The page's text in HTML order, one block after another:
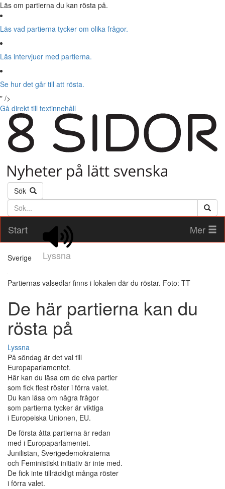
Läs om partierna du kan rösta på.
Läs vad partierna tycker om olika frågor.
Läs intervjuer med partierna.
Se hur det går till att rösta.
" />
Gå direkt till textinnehåll
Sök
Söktext
Start
Lyssna
Mer
Sverige
Partiernas valsedlar finns i lokalen där du röstar. Foto: TT
De här partierna kan du
rösta på
Lyssna
På söndag är det val till
Europaparlamentet.
Här kan du läsa om de elva partier
som fick flest röster i förra valet.
Du kan läsa om några frågor
som partierna tycker är viktiga
i Europeiska Unionen, EU.
De första åtta partierna är redan
med i Europaparlamentet.
Junilistan, Sverigedemokraterna
och Feministiskt initiativ är inte med.
De fick inte tillräckligt många röster
i förra valet.